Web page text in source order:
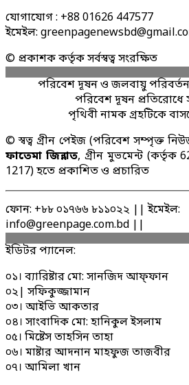
যোগাযোগ : +88 01626 447577
ইমেইল:
© প্রকাশক কর্তৃক সর্বস্বত্ব সংরক্ষিত
পরিবেশ দূষন ও জলবায়ু
পরিবেশ দূষন প্রতিরোধে
পৃথিবী নামক গ্রহটিকে
© স্বত্ব গ্রীন পেইজ (পরিবেশ সম্পৃক্ত
ফাতেমা জিন্নাত, গ্রীন মুভমেন্ট (কর্তৃক
1217) হতে প্রকাশিত ও প্রচারিত
ফোন: +৮৮ ০১৭৬৬ ৮১১০২২ || ইমেইল:
info@greenpage.com.bd ||
ইডিটর প্যানেল:
০১। ব্যারিষ্টার মো: সানজিদ আফ্ফান
০২| সফিকুজ্জামান
০৩। আইভি আকতার
০৪। সাংবাদিক মো: হানিকুল ইসলাম
০৫। মিষ্টেস তাহসিন তাহা
০৬। মাষ্টার আদনান মাহফুজ তাজবীর
০৭। আমিলা খান